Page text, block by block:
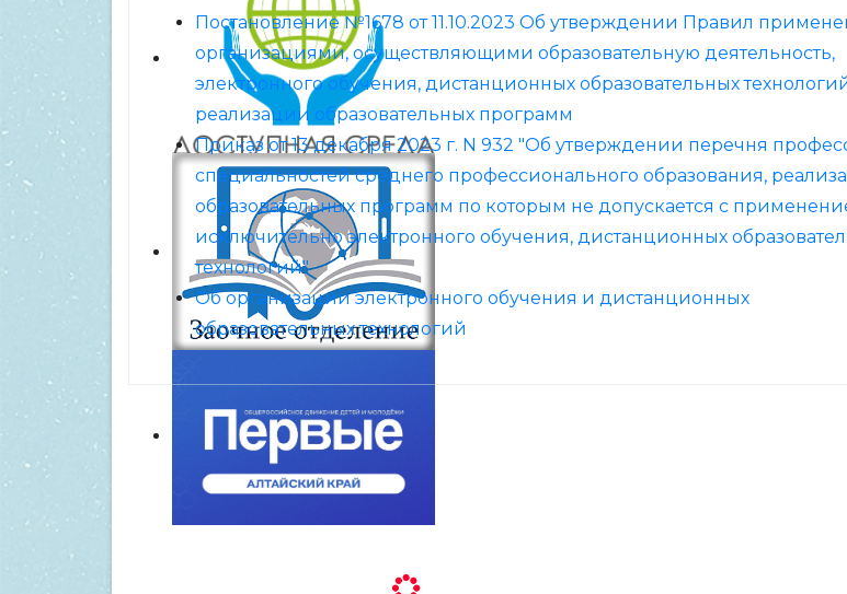
Постановление №1678 от 11.10.2023 Об утверждении Правил
организациями, осуществляющими образовательную деятельность,
электронного обучения, дистанционных образовательных
реализации образовательных программ
Приказ от 13 декабря 2023 г. N 932 "Об утверждении перечня
специальностей среднего профессионального образования,
образовательных программ по которым не допускается с
исключительно электронного обучения, дистанционных
технологий"
Об организации электронного обучения и дистанционных
образовательных технологий